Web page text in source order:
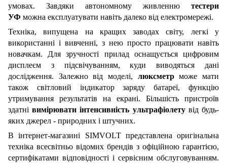
умовах. Завдяки автономному живленню тестери
УФ можна експлуатувати навіть далеко від електромережі.
Техніка, випущена на кращих заводах світу, легкі у
використанні і вивченні, з нею просто працювати навіть
новачкам. Для зручності прилад оснащується цифровим
дисплеєм з підсвічуванням, куди виводяться дані
дослідження. Залежно від моделі, люксметрможе мати
також світловий індикатор заряду батареї, функцію
утримування результатів на екрані. Більшість пристроїв
здатнівимірювати інтенсивність ультрафіолетувід будь-
яких джерел - природних і штучних.
В інтернет-магазині SIMVOLT представлена оригінальна
техніка всесвітньо відомих брендів з офіційною гарантією,
сертифікатами відповідності і сервісним обслуговуванням.